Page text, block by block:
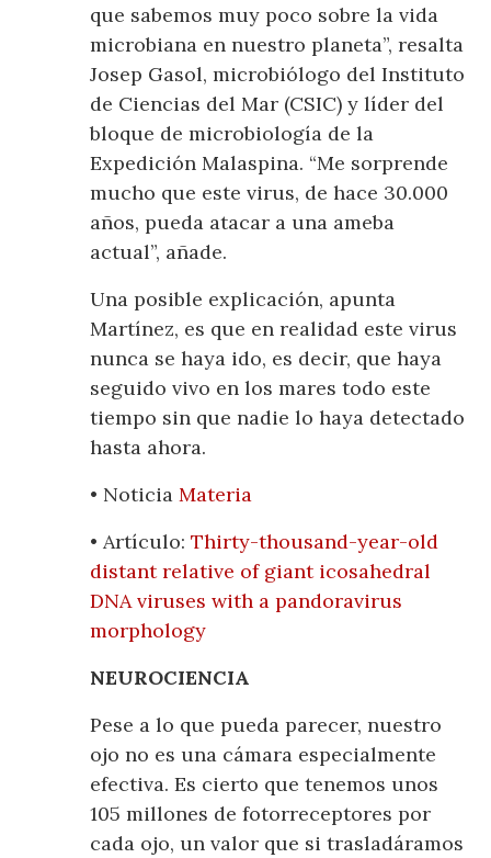
que sabemos muy poco sobre la vida
microbiana en nuestro planeta”, resalta
Josep Gasol, microbiólogo del Instituto
de Ciencias del Mar (CSIC) y líder del
bloque de microbiología de la
Expedición Malaspina. “Me sorprende
mucho que este virus, de hace 30.000
años, pueda atacar a una ameba
actual”, añade.
Una posible explicación, apunta
Martínez, es que en realidad este virus
nunca se haya ido, es decir, que haya
seguido vivo en los mares todo este
tiempo sin que nadie lo haya detectado
hasta ahora.
• NoticiaMateria
• Artículo:Thirty-thousand-year-old
distant relative of giant icosahedral
DNA viruses with a pandoravirus
morphology
NEUROCIENCIA
Pese a lo que pueda parecer, nuestro
ojo no es una cámara especialmente
efectiva. Es cierto que tenemos unos
105 millones de fotorreceptores por
cada ojo, un valor que si trasladáramos